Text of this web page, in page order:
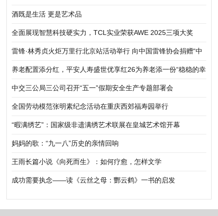
酒既是生活 更是艺术品
全面展现智慧科技硬实力，TCL实业荣获AWE 2025三项大奖
雷锋·林秀贞火炬万里行北京站活动举行 向中国雷锋协会捐赠“中
华五福吉神”作品
养老配置添分红，平安人寿盛世优享红26为养老添一份“稳稳的幸
福”
中交三公局三公司召开“五一”假期安全生产专题部署会
全国劳动模范张明素纪念活动在重庆西郊福寿园举行
“暇满绣艺”：国家级非遗满绣艺术联展在皇城艺术馆开幕
妈妈的歌：“九一八”历史的亲情回响
王雨长篇小说《向死而生》：如何疗愈，怎样文学
成功需要执念——读《云丝之母：酆云鹤》一书的启发